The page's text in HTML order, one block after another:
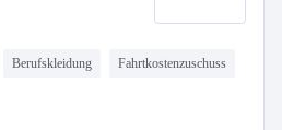
Berufskleidung Fahrtkostenzuschuss